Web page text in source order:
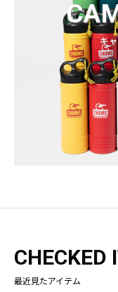
キ
CHECKED
最近見たアイテム